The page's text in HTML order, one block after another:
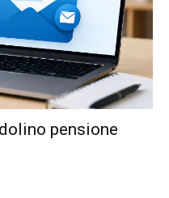
pensione